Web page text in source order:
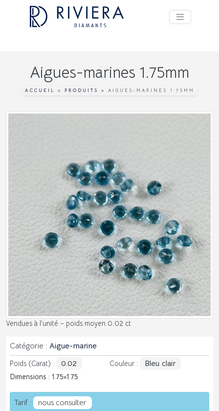
Aigues-marines 1.75mm
ACCUEIL » PRODUITS » AIGUES-MARINES 1.75MM
Vendues à l’unité – poids moyen 0.02 ct
Catégorie : Aigue-marine
Poids (Carat) : 0.02 Couleur : Bleu clair
Dimensions : 1.75 1.75
Tarif : nous consulter